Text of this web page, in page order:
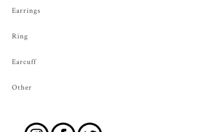
Earrings
Ring
Earcuff
Other